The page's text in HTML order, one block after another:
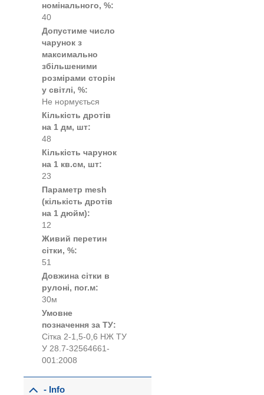
номінального, %:
40
Допустиме число
чарунок з
максимально
збільшеними
розмірами сторін
у світлі, %:
Не нормується
Кількість дротів
на 1 дм, шт:
48
Кількість чарунок
на 1 кв.см, шт:
23
Параметр mesh
(кількість дротів
на 1 дюйм):
12
Живий перетин
сітки, %:
51
Довжина сітки в
рулоні, пог.м:
30м
Умовне
позначення за ТУ:
Сітка 2-1,5-0,6 НЖ ТУ
У 28.7-32564661-
001:2008
- Info